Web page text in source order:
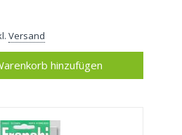
Versand
hinzufügen